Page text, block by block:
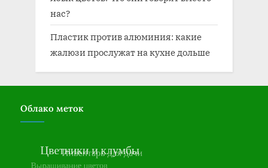
нас?
Пластик против алюминия: какие
жалюзи прослужат на кухне дольше
Облако меток